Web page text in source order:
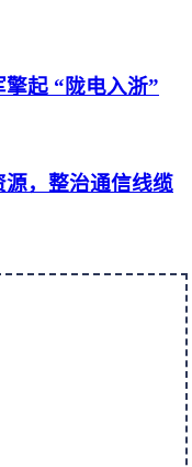
起 “陇电入浙”
，整治通信线缆